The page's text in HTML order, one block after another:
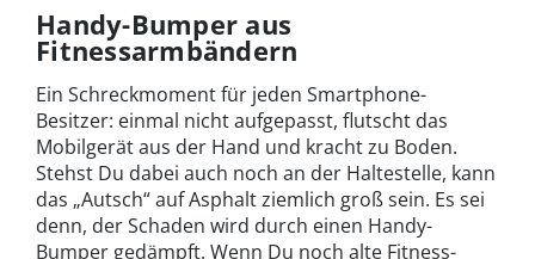
Handy-Bumper aus
Fitnessarmbändern
Ein Schreckmoment für jeden Smartphone-
Besitzer: einmal nicht aufgepasst, flutscht das
Mobilgerät aus der Hand und kracht zu Boden.
Stehst Du dabei auch noch an der Haltestelle, kann
das „Autsch“ auf Asphalt ziemlich groß sein. Es sei
denn, der Schaden wird durch einen Handy-
Bumper gedämpft. Wenn Du noch alte Fitness-